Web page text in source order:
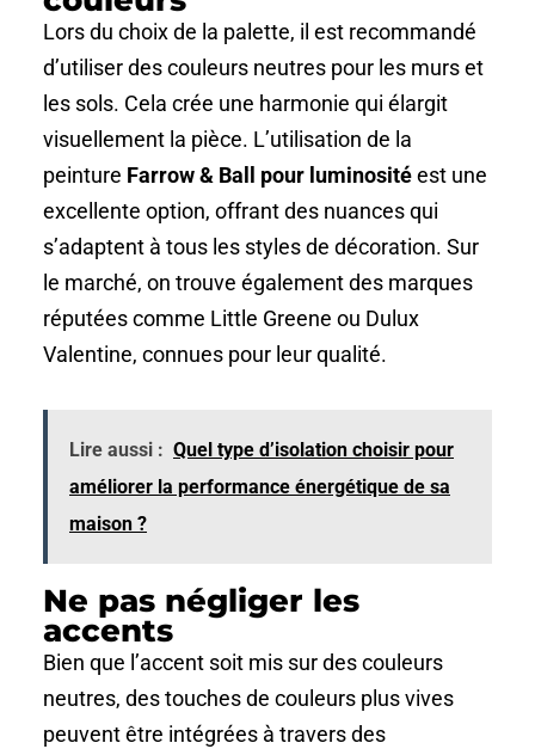
Lors du choix de la palette, il est recommandé
d’utiliser des couleurs neutres pour les murs et
les sols. Cela crée une harmonie qui élargit
visuellement la pièce. L’utilisation de la
peinture Farrow & Ball pour luminositéest une
excellente option, offrant des nuances qui
s’adaptent à tous les styles de décoration. Sur
le marché, on trouve également des marques
réputées comme Little Greene ou Dulux
Valentine, connues pour leur qualité.
Lire aussi : Quel type d’isolation choisir pour
améliorer la performance énergétique de sa
maison ?
Ne pas négliger les
accents
Bien que l’accent soit mis sur des couleurs
neutres, des touches de couleurs plus vives
peuvent être intégrées à travers des